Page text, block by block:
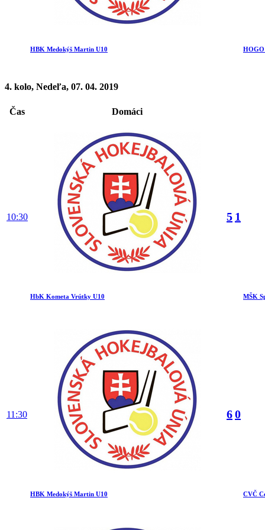
HBK Medokýš Martin U10
4. kolo, Nedeľa, 07. 04. 2019
Čas Domáci
10:30
HbK Kometa Vrútky U10
5 1
MŠK
11:30
HBK Medokýš Martin U10
60
CVČ